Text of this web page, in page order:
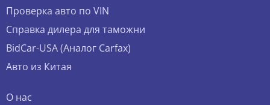
Проверка авто по VIN
Справка дилера для таможни
BidCar-USA (Аналог Carfax)
Авто из Китая
О нас